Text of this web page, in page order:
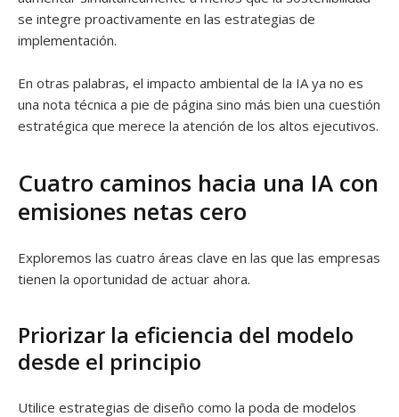
se integre proactivamente en las estrategias de
implementación.
En otras palabras, el impacto ambiental de la IA ya no es
una nota técnica a pie de página sino más bien una cuestión
estratégica que merece la atención de los altos ejecutivos.
Cuatro caminos hacia una IA con
emisiones netas cero
Exploremos las cuatro áreas clave en las que las empresas
tienen la oportunidad de actuar ahora.
Priorizar la eficiencia del modelo
desde el principio
Utilice estrategias de diseño como la poda de modelos